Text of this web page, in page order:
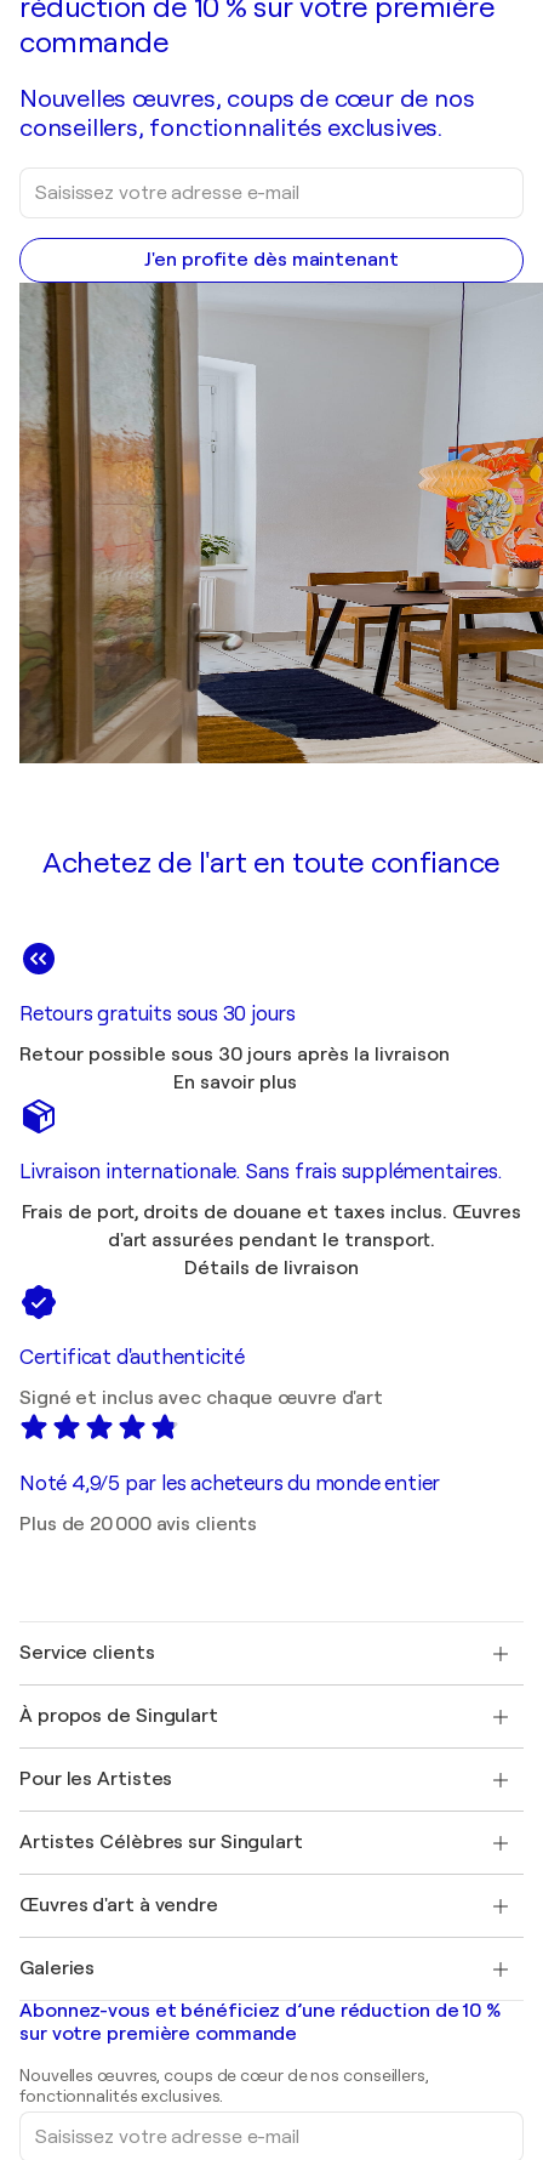
réduction de 10 % sur votre première
commande
Nouvelles œuvres, coups de cœur de nos
conseillers, fonctionnalités exclusives.
J'en profite dès maintenant
Achetez de l'art en toute confiance
Retours gratuits sous 30 jours
Retour possible sous 30 jours après la livraison
En savoir plus
Livraison internationale. Sans frais supplémentaires.
Frais de port, droits de douane et taxes inclus. Œuvres
d'art assurées pendant le transport.
Détails de livraison
Certificat d'authenticité
Signé et inclus avec chaque œuvre d'art
Noté 4,9/5 par les acheteurs du monde entier
Plus de 20 000 avis clients
Service clients
Expédition
Offrir une carte cadeau
Rejoignez notre programme commercial
Mon compte
+33 1 76 44 06 42
À propos de Singulart
FAQ
Magazine Singulart
Emplois
Découvrez une sélection d'art original
Pour les Artistes
Se connecter en tant qu'Artiste
Artistes Célèbres sur Singulart
Marc Chagall
Banksy
Mr. Brainwash
Shepard Fairey
Œuvres d'art à vendre
Tableaux abstraits à vendre
Peintures de paysage
Estampes
Peintures acryliques
Galeries
Galeries d'art en France
Galeries d'art en Belgique
Abonnez-vous et bénéficiez d’une réduction de 10 %
sur votre première commande
Nouvelles œuvres, coups de cœur de nos conseillers,
fonctionnalités exclusives.
Saisissez
votre